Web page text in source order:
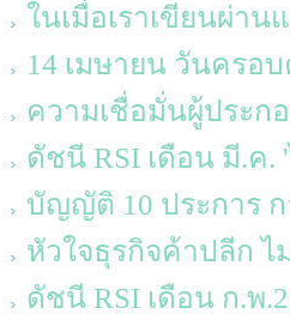
ในเมื่อเราเขียนผ่า
14 เมษายน วันครอ
ความเชื่อมั่นผู้ประก
ดัชนี RSI เดือน มี.ค.
บัญญัติ 10 ประการ ก
หัวใจธุรกิจค้าปลีก ไ
ดัชนี RSI เดือน ก.พ